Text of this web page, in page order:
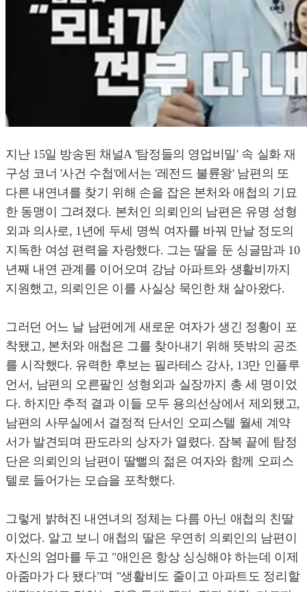
지난 15일 방송된 채널A '탐정들의 영업비밀' 속 실화 재
구성 코너 '사건 수첩'에서는 '레전드 불륜왕' 남편의 또
다른 내연녀를 찾기 위해 손을 잡은 본처와 애첩의 기묘
한 동맹이 그려졌다. 본처인 의뢰인의 남편은 유명 성형
외과 의사로, 1년에 두세 명씩 여자를 바꿔 만날 정도의
지독한 여성 편력을 자랑했다. 그는 딸을 둔 싱글맘과 10
년째 내연 관계를 이어오며 강남 아파트와 생활비까지
지원했고, 의뢰인은 이를 사실상 묵인한 채 살아왔다.
그러던 어느 날 남편에게 새로운 여자가 생긴 정황이 포
착됐고, 본처와 애첩은 그를 찾아내기 위해 뜻밖의 공조
를 시작했다. 유력한 후보는 필라테스 강사, 13만 인플루
언서, 남편의 오른팔인 성형외과 실장까지 총 세 명이었
다. 하지만 추적 결과 이들 모두 용의선상에서 제외됐고,
남편의 사무실에서 결정적 단서인 오피스텔 월세 계약
서가 발견되며 판도라의 상자가 열렸다. 잠복 끝에 탐정
단은 의뢰인의 남편이 딸뻘의 젊은 여자와 함께 오피스
텔로 들어가는 모습을 포착했다.
그렇게 밝혀진 내연녀의 정체는 다름 아닌 애첩의 친딸
이었다. 알고 보니 애첩의 딸은 우연히 의뢰인의 남편이
자신의 엄마를 두고 "애인은 항상 싱싱해야 하는데 이제
아줌마가 다 됐다"며 "생활비도 줄이고 아파트도 정리할